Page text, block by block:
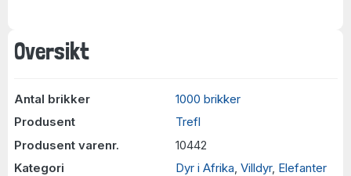
Oversikt
Antal brikker
1000 brikker
Produsent
Trefl
Produsent varenr.
10442
Kategori
Dyr i Afrika, Villdyr, Elefanter